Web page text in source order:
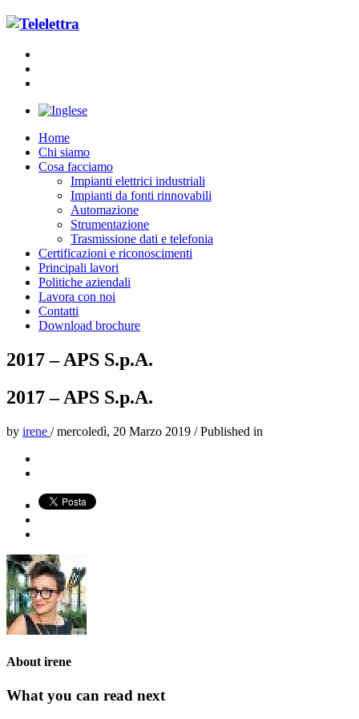
Home
Chi siamo
Cosa facciamo
Impianti elettrici industriali
Impianti da fonti rinnovabili
Automazione
Strumentazione
Trasmissione dati e telefonia
Certificazioni e riconoscimenti
Principali lavori
Politiche aziendali
Lavora con noi
Contatti
Download brochure
2017 – APS S.p.A.
2017 – APS S.p.A.
by irene /mercoledì, 20 Marzo 2019 /Published in
Aboutirene
What you can read next